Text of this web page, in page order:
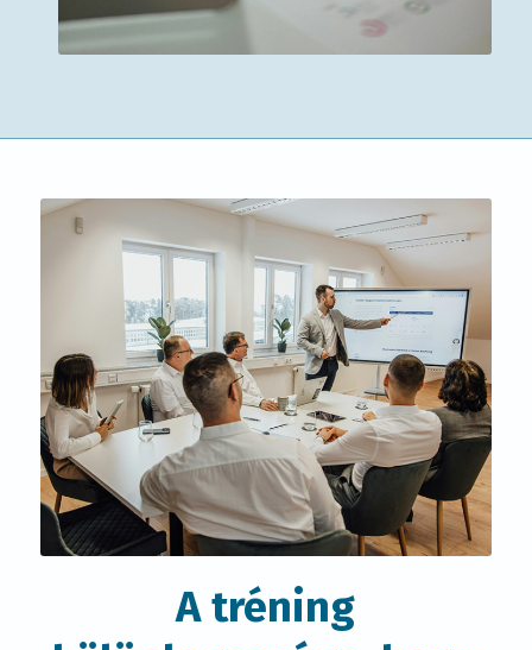
A tréning